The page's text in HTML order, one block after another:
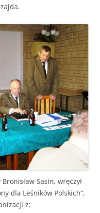
Sasin, wręczył
dla Leśników Polskich”,
z: